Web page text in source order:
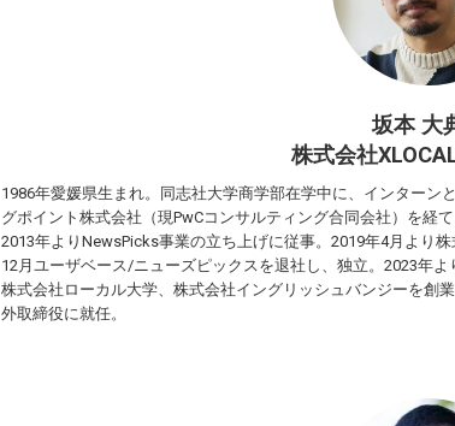
坂本 大
株式会社
1986年愛媛県生まれ。同志社大学商学部在学中に、インターン
グポイント株式会社（現PwCコンサルティング合同会社）を経
2013年よりNewsPicks事業の立ち上げに従事。2019年4月より
12月ユーザベース/ニューズピックスを退社し、独立。2023年
株式会社ローカル大学、株式会社イングリッシュバンジーを創
外取締役に就任。